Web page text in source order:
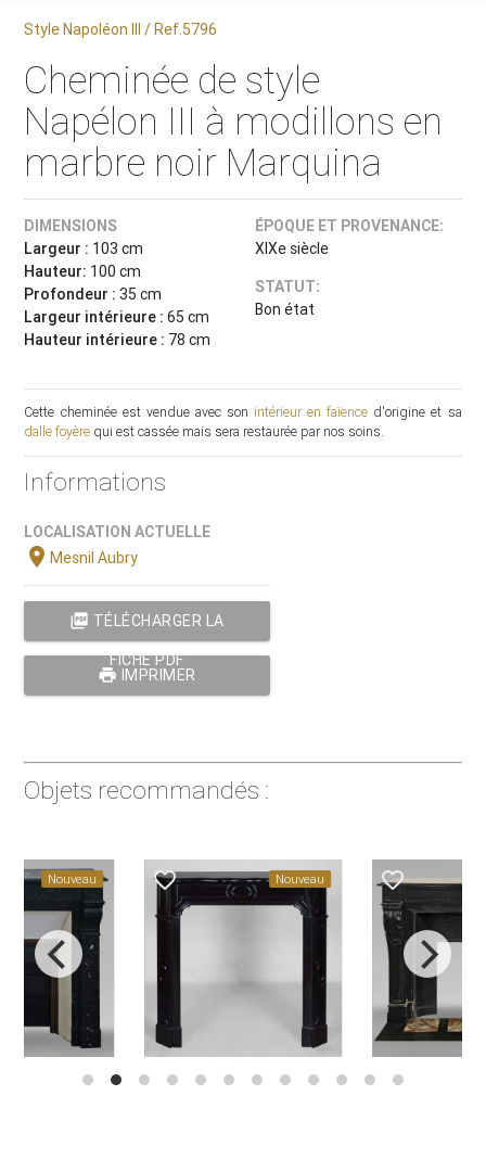
Style Napoléon III / Ref.5796
Cheminée de style
Napélon III à modillons en
marbre noir Marquina
DIMENSIONS
Largeur : 103 cm
Hauteur: 100 cm
Profondeur : 35 cm
Largeur intérieure :65 cm
Hauteur intérieure : 78 cm
ÉPOQUE ET PROVENANCE:
XIXe siècle
STATUT:
Bon état
Cette cheminée est vendue avec son intérieur en faïence d'origine et sa
dalle foyère qui est cassée mais sera restaurée par nos soins.
Informations
LOCALISATION ACTUELLE
location_onMesnil Aubry
picture_as_pdf TÉLÉCHARGER LA
FICHE PDF
print IMPRIMER
Objets recommandés :
favorite_border Nouveau favorite_border Nouveau